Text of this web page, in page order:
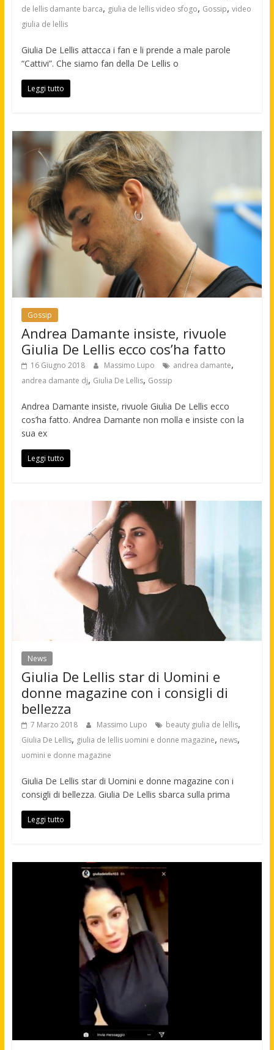
de lellis damante barca, giulia de lellis video sfogo, Gossip, video
giulia de lellis
Giulia De Lellis attacca i fan e li prende a male parole
“Cattivi”. Che siamo fan della De Lellis o
Leggi tutto
Gossip
Andrea Damante insiste, rivuole
Giulia De Lellis ecco cos’ha fatto
16 Giugno 2018 Massimo Lupo andrea damante,
andrea damante dj, Giulia De Lellis, Gossip
Andrea Damante insiste, rivuole Giulia De Lellis ecco
cos’ha fatto. Andrea Damante non molla e insiste con la
sua ex
Leggi tutto
News
Giulia De Lellis star di Uomini e
donne magazine con i consigli di
bellezza
7 Marzo 2018 Massimo Lupo beauty giulia de lellis,
Giulia De Lellis, giulia de lellis uomini e donne magazine, news,
uomini e donne magazine
Giulia De Lellis star di Uomini e donne magazine con i
consigli di bellezza. Giulia De Lellis sbarca sulla prima
Leggi tutto